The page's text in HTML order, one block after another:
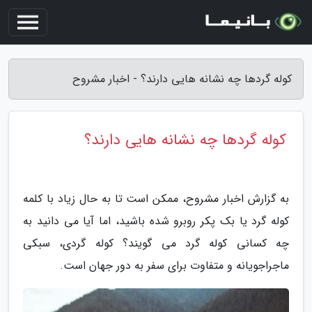
کوله گردها چه نشانه هایی دارند؟ - اخبار مشروح
کوله گردها چه نشانه هایی دارند؟
به گزارش اخبار مشروح، ممکن است تا به حال زیاد با کلمه
کوله گرد یا بک پکر روبرو شده باشید، اما آیا می دانید به
چه کسانی کوله گرد می گویند؟ کوله گردی، سبکی
ماجراجویانه و متفاوت برای سفر به دور جهان است.